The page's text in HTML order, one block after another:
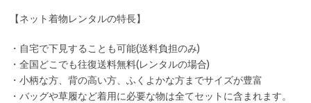
【ネット着物レンタルの特長】
・ 自宅で下見することも可能(送料負担のみ)
・全国どこでも往復送料無料(レンタルの場合)
・小柄な方、背の高い方、ふくよかな方までサイズが豊富
・バッグや草履など着用に必要な物は全てセット に含まれます。